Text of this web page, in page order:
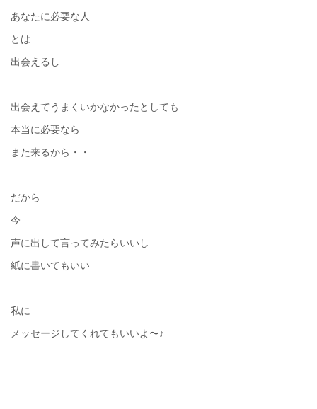
あなたに必要な人
とは
出会えるし
出会えてうまくいかなかったとしても
本当に必要なら
また来るから・・
だから
今
声に出して言ってみたらいいし
紙に書いてもいい
私に
メッセージしてくれてもいいよ〜♪